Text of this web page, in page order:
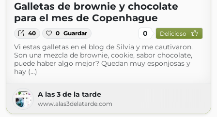
Galletas de brownie y chocolate
para el mes de Copenhague
40 0 Guardar 0 Delicioso
Vi estas galletas en el blog de Silvia y me cautivaron.
Son una mezcla de brownie, cookie, sabor chocolate,
puede haber algo mejor? Quedan muy esponjosas y
hay (...)
A las 3 de la tarde
www.alas3delatarde.com